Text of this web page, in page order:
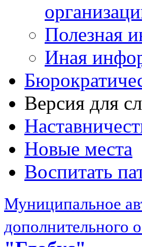
Полезная
Иная
Версия для
Новые места
Воспитать
Муниципальное
дополнительного